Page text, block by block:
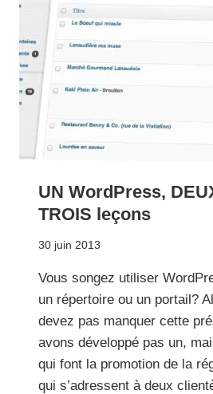
UN WordPress,
TROIS leçons
30 juin 2013
Vous songez utiliser
un répertoire ou un portail?
devez pas manquer cette
avons développé pas un,
qui font la promotion de la
qui s’adressent à deux